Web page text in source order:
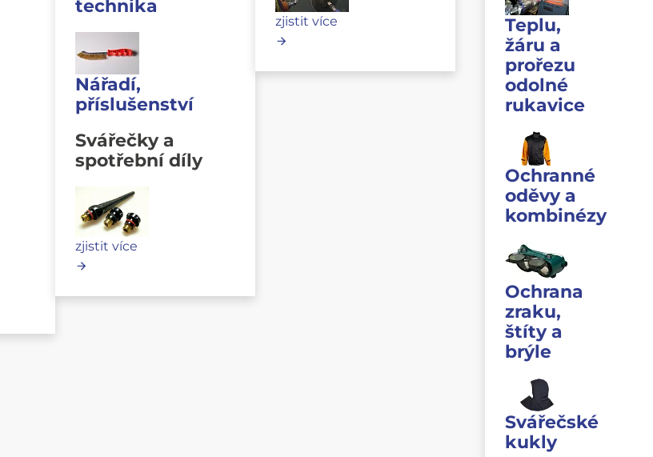
technika
Nářadí,
příslušenství
Svářečky a
spotřební díly
zjistit více
zjistit více
Teplu,
žáru a
prořezu
odolné
rukavice
Ochranné
oděvy a
kombinézy
Ochrana
zraku,
štíty a
brýle
Svářečské
kukly